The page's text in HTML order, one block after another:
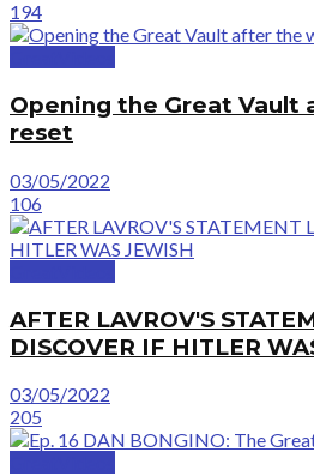
194
Opening the Great
reset
03/05/2022
106
AFTER LAVROV'S
DISCOVER IF HITLER
03/05/2022
205